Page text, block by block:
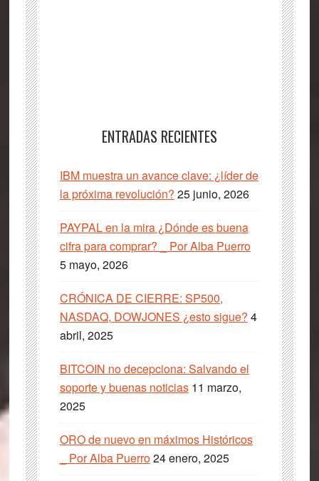
ENTRADAS RECIENTES
IBM muestra un avance clave: ¿líder de
la próxima revolución? 25 junio, 2026
PAYPAL en la mira ¿Dónde es buena
cifra para comprar? _ Por Alba Puerro
5 mayo, 2026
CRÓNICA DE CIERRE: SP500,
NASDAQ, DOWJONES ¿esto sigue? 4
abril, 2025
BITCOIN no decepciona: Salvando el
soporte y buenas noticias 11 marzo,
2025
ORO de nuevo en máximos Históricos
_ Por Alba Puerro24 enero, 2025